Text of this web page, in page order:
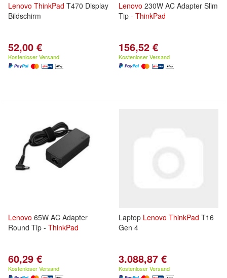
Lenovo ThinkPad T470 Display
Bildschirm
52,00 €
Kostenloser Versand
Lenovo 230W AC Adapter Slim
Tip - ThinkPad
156,52 €
Kostenloser Versand
Lenovo 65W AC Adapter
Round Tip - ThinkPad
60,29 €
Kostenloser Versand
Laptop Lenovo ThinkPad T16
Gen 4
3.088,87 €
Kostenloser Versand